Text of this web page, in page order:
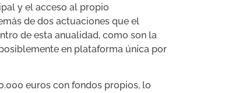
y el acceso al propio
de dos actuaciones que el
de esta anualidad, como son la
en plataforma única por
euros con fondos propios, lo